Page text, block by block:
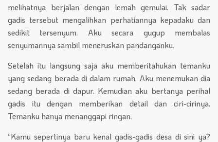
melihatnya berjalan dengan lemah gemulai. Tak sadar
gadis tersebut mengalihkan perhatiannya kepadaku dan
sedikit tersenyum. Aku secara gugup membalas
senyumannya sambil meneruskan pandanganku.
Setelah itu langsung saja aku memberitahukan temanku
yang sedang berada di dalam rumah. Aku menemukan dia
sedang berada di dapur. Kemudian aku bertanya perihal
gadis itu dengan memberikan detail dan ciri-cirinya.
Temanku hanya menanggapi ringan,
“Kamu sepertinya baru kenal gadis-gadis desa di sini ya?